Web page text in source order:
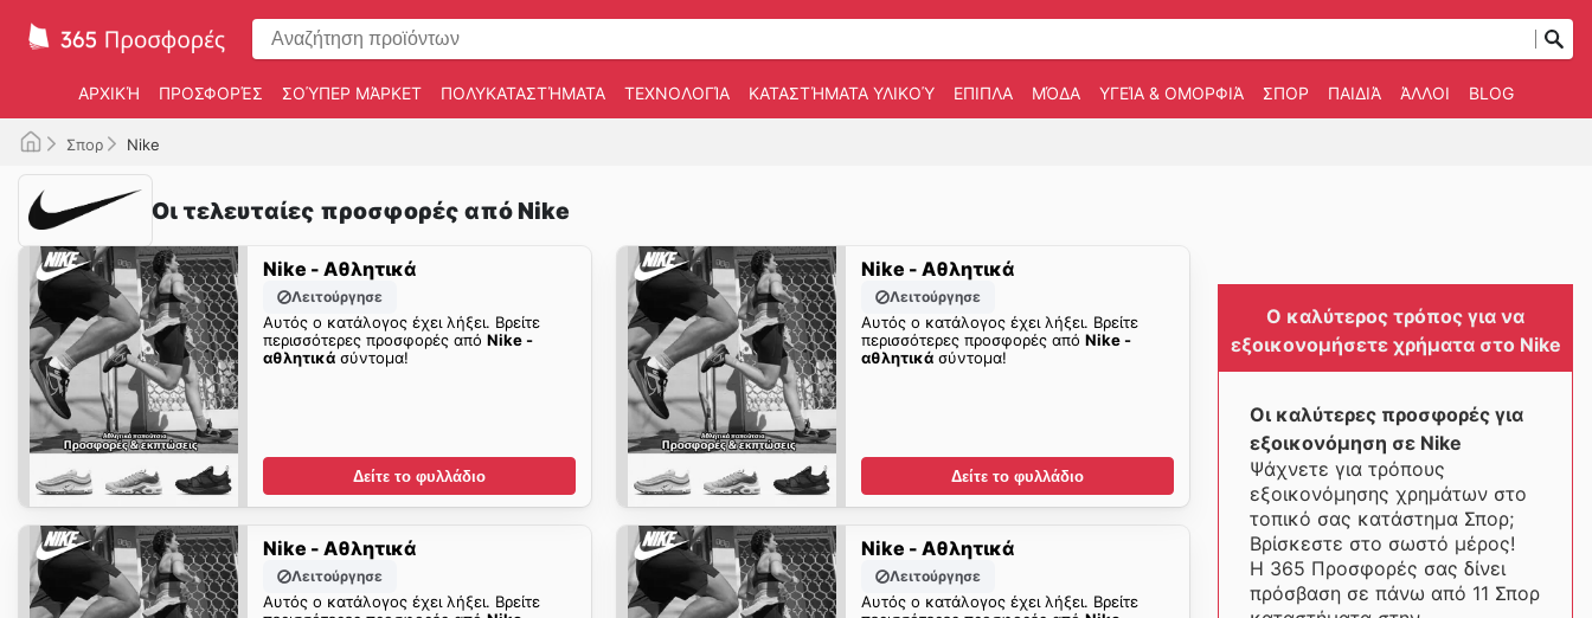
ΑΡΧΙΚΉ ΠΡΟΣΦΟΡΈΣ ΣΟΎΠΕΡ ΜΆΡΚΕΤ ΠΟΛΥΚΑΤΑΣΤΉΜΑΤΑ ΤΕΧΝΟΛΟΓΊΑ ΚΑΤΑΣΤΉΜΑΤΑ ΥΛΙΚΟΎ ΕΠΙΠΛΑ ΜΌΔΑ ΥΓΕΊΑ & ΟΜΟΡΦΙΆ ΣΠΟΡ ΠΑΙΔΙΆ ΆΛΛΟΙ BLOG
Σπορ Nike
Οι τελευταίες προσφορές από Nike
Nike - Αθλητικά
Λειτούργησε
Αυτός ο κατάλογος έχει λήξει. Βρείτε
περισσότερες προσφορές από Nike -
αθλητικάσύντομα!
Δείτε το φυλλάδιο
Nike - Αθλητικά
Λειτούργησε
Αυτός ο κατάλογος έχει λήξει. Βρείτε
περισσότερες προσφορές απόNike -
αθλητικά σύντομα!
Δείτε το φυλλάδιο
Nike - Αθλητικά
Λειτούργησε
Αυτός ο κατάλογος έχει λήξει. Βρείτε
Nike - Αθλητικά
Λειτούργησε
Αυτός ο κατάλογος έχει λήξει. Βρείτε
Ο καλύτερος τρόπος για να
εξοικονομήσετε χρήματα στο Nike
Οι καλύτερες προσφορές για
εξοικονόμηση σε Nike
Ψάχνετε για τρόπους
εξοικονόμησης χρημάτων στο
τοπικό σας κατάστημα Σπορ;
Βρίσκεστε στο σωστό μέρος!
Η 365 Προσφορές σας δίνει
πρόσβαση σε πάνω από 11 Σπορ